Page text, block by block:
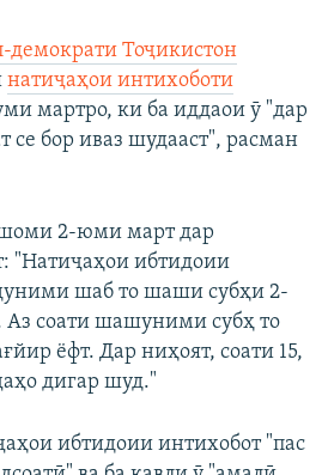
демократи Тоҷикистон
натиҷаҳои интихоботи
мартро, ки ба иддаои ӯ "дар
се бор иваз шудааст", расман
2-юми март дар
"Натиҷаҳои ибтидоии
шаб то шаши субҳи 2-
соати шашуними субҳ то
ёфт. Дар ниҳоят, соати 15,
дигар шуд."
ибтидоии интихобот "пас